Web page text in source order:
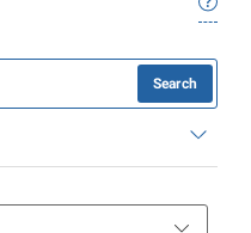
Search